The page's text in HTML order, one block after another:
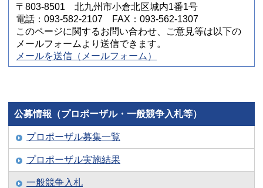
〒803-8501 北九州市小倉北区城内1番1号
電話：093-582-2107 FAX：093-562-1307
このページに関するお問い合わせ、ご意見等は以下の
メールフォームより送信できます。
メールを送信（メールフォーム）
公募情報（プロポーザル・一般競争入札等）
プロポーザル募集一覧
プロポーザル実施結果
一般競争入札